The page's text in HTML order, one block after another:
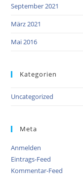
September 2021
März 2021
Mai 2016
Kategorien
Uncategorized
Meta
Anmelden
Eintrags-Feed
Kommentar-Feed